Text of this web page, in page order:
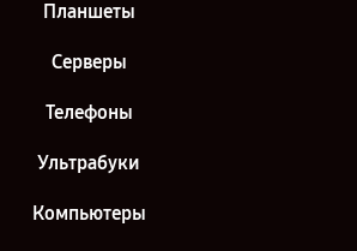
Планшеты
Серверы
Телефоны
Ультрабуки
Компьютеры